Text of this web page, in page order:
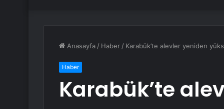
Anasayfa / Haber / Karabük’te alevler yeniden
Haber
Karabük’te